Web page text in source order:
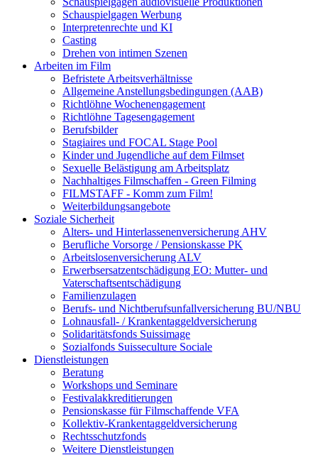
Schauspielgagen Werbung
Interpretenrechte und KI
Casting
Drehen von intimen Szenen
Arbeiten im Film
Befristete Arbeitsverhältnisse
Allgemeine Anstellungsbedingungen (AAB)
Richtlöhne Wochenengagement
Richtlöhne Tagesengagement
Berufsbilder
Stagiaires und FOCAL Stage Pool
Kinder und Jugendliche auf dem Filmset
Sexuelle Belästigung am Arbeitsplatz
Nachhaltiges Filmschaffen - Green Filming
FILMSTAFF - Komm zum Film!
Weiterbildungsangebote
Soziale Sicherheit
Alters- und Hinterlassenenversicherung AHV
Berufliche Vorsorge / Pensionskasse PK
Arbeitslosenversicherung ALV
Erwerbsersatzentschädigung EO: Mutter- und
Vaterschaftsentschädigung
Familienzulagen
Berufs- und Nichtberufsunfallversicherung BU/NBU
Lohnausfall- / Krankentaggeldversicherung
Solidaritätsfonds Suissimage
Sozialfonds Suisseculture Sociale
Dienstleistungen
Beratung
Workshops und Seminare
Festivalakkreditierungen
Pensionskasse für Filmschaffende VFA
Kollektiv-Krankentaggeldversicherung
Rechtsschutzfonds
Weitere Dienstleistungen